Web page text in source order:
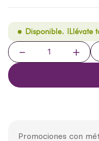
Disponible. ¡Llévate
＋
－
Promociones con